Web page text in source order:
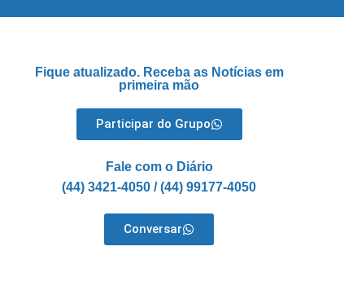
Fique atualizado. Receba as Notícias em
primeira mão
Participar do Grupo
Fale com o Diário
(44) 3421-4050 / (44) 99177-4050
Conversar